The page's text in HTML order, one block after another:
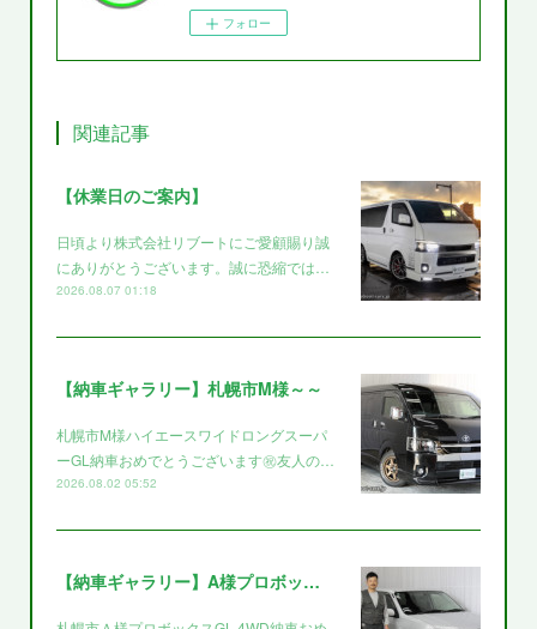
フォロー
関連記事
【休業日のご案内】
日頃より株式会社リブートにご愛顧賜り誠
にありがとうございます。誠に恐縮では…
2026.08.07 01:18
【納車ギャラリー】札幌市M様～～
札幌市M様ハイエースワイドロングスーパ
ーGL納車おめでとうございます㊗️友人の…
2026.08.02 05:52
【納車ギャラリー】A様プロボックス～～